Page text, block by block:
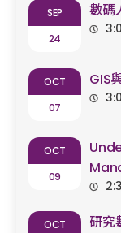
SEP
24
數碼
OCT
07
GIS
OCT
09
OCT 研究